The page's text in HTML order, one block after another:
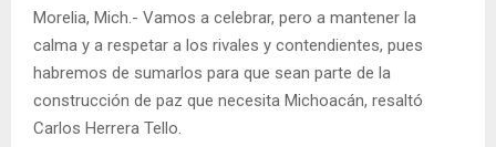
Morelia, Mich.- Vamos a celebrar, pero a mantener la
calma y a respetar a los rivales y contendientes, pues
habremos de sumarlos para que sean parte de la
construcción de paz que necesita Michoacán, resaltó
Carlos Herrera Tello.